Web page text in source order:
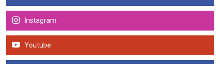
Instagram
Youtube